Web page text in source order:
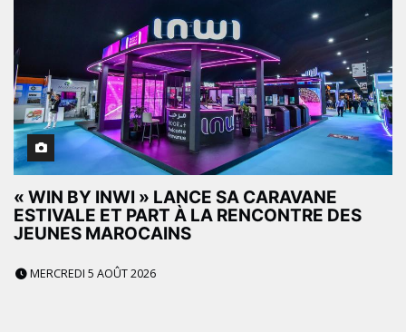
« WIN BY INWI » LANCE SA CARAVANE
ESTIVALE ET PART À LA RENCONTRE DES
JEUNES MAROCAINS
MERCREDI 5 AOÛT 2026